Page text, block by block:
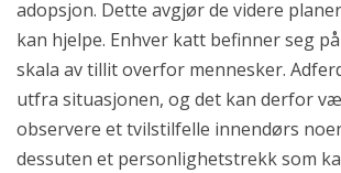
adopsjon. Dette avgjør de videre
kan hjelpe. Enhver katt befinner seg
skala av tillit overfor mennesker.
utfra situasjonen, og det kan derfor
observere et tvilstilfelle innendørs
dessuten et personlighetstrekk som